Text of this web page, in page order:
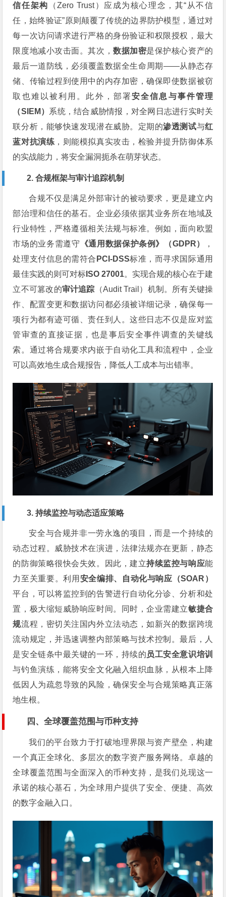
信任架构
（Zero Trust）应成为核心理念，其“从不信
任，始终验证”原则颠覆了传统的边界防护模型，通过对
每一次访问请求进行严格的身份验证和权限授权，最大
限度地减小攻击面。其次，数据加密是保护核心资产的
最后一道防线，必须覆盖数据全生命周期——从静态存
储、传输过程到使用中的内存加密，确保即使数据被窃
取也难以被利用。此外，部署安全信息与事件管理
（SIEM） 系统，结合威胁情报，对全网日志进行实时关
联分析，能够快速发现潜在威胁。定期的渗透测试与红
蓝对抗演练 ，则能模拟真实攻击，检验并提升防御体系
的实战能力，将安全漏洞扼杀在萌芽状态。
2. 合规框架与审计追踪机制
合规不仅是满足外部审计的被动要求，更是建立内
部治理和信任的基石。企业必须依据其业务所在地域及
行业特性，严格遵循相关法规与标准。例如，面向欧盟
市场的业务需遵守 《通用数据保护条例》（GDPR）
，
处理支付信息的需符合 PCI-DSS标准，而寻求国际通用
最佳实践的则可对标ISO 27001。实现合规的核心在于建
立不可篡改的审计追踪 （Audit Trail）机制。所有关键操
作、配置变更和数据访问都必须被详细记录，确保每一
项行为都有迹可循、责任到人。这些日志不仅是应对监
管审查的直接证据，也是事后安全事件调查的关键线
索。通过将合规要求内嵌于自动化工具和流程中，企业
可以高效地生成合规报告，降低人工成本与出错率。
3. 持续监控与动态适应策略
安全与合规并非一劳永逸的项目，而是一个持续的
动态过程。威胁技术在演进，法律法规亦在更新，静态
的防御策略很快会失效。因此，建立持续监控与响应能
力至关重要。利用 安全编排、自动化与响应（SOAR）
平台，可以将监控到的告警进行自动化分诊、分析和处
置，极大缩短威胁响应时间。同时，企业需建立敏捷合
规流程，密切关注国内外立法动态，如新兴的数据跨境
流动规定，并迅速调整内部策略与技术控制。最后，人
是安全链条中最关键的一环，持续的 员工安全意识培训
与钓鱼演练，能将安全文化融入组织血脉，从根本上降
低因人为疏忽导致的风险，确保安全与合规策略真正落
地生根。
四、全球覆盖范围与币种支持
我们的平台致力于打破地理界限与资产壁垒，构建
一个真正全球化、多层次的数字资产服务网络。卓越的
全球覆盖范围与全面深入的币种支持，是我们兑现这一
承诺的核心基石，为全球用户提供了安全、便捷、高效
的数字金融入口。